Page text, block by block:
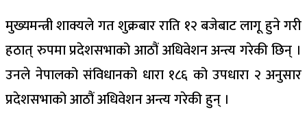
मुख्यमन्त्री शाक्यले गत शुक्रबार राति १२ बजेबाट लागू हुने गरी
हठात् रुपमा प्रदेशसभाको आठौं अधिवेशन अन्त्य गरेकी छिन् ।
उनले नेपालको संविधानको धारा १८६ को उपधारा २ अनुसार
प्रदेशसभाको आठौं अधिवेशन अन्त्य गरेकी हुन् ।